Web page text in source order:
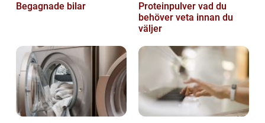
Begagnade bilar
Proteinpulver vad du
behöver veta innan du
väljer